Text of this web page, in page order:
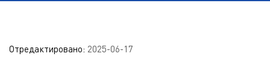
Отредактировано: 2025-06-17